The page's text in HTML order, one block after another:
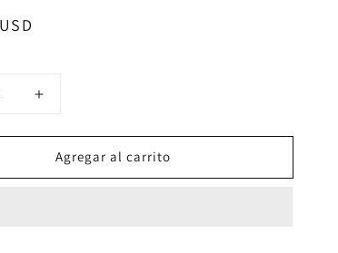
Aumentar
para
Objetos
en
Agregar al carrito